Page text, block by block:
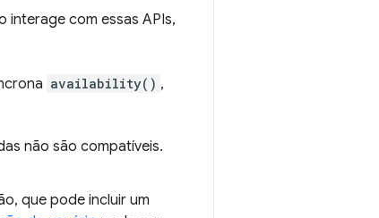
interage com essas APIs,
availability() ,
não são compatíveis.
que pode incluir um